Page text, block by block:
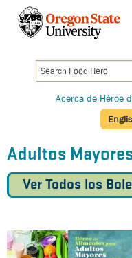
Pasar
principal
Acerca de Héroe
Adultos
Ver Todos los